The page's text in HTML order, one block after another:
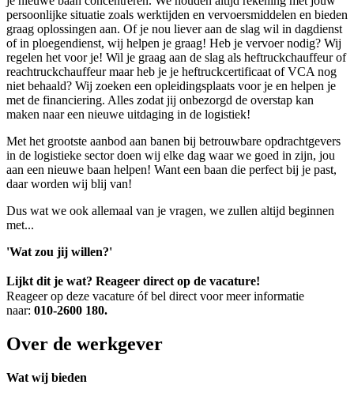
persoonlijke situatie zoals werktijden en vervoersmiddelen en bieden
graag oplossingen aan. Of je nou liever aan de slag wil in dagdienst
of in ploegendienst, wij helpen je graag! Heb je vervoer nodig? Wij
regelen het voor je! Wil je graag aan de slag als heftruckchauffeur of
reachtruckchauffeur maar heb je je heftruckcertificaat of VCA nog
niet behaald? Wij zoeken een opleidingsplaats voor je en helpen je
met de financiering. Alles zodat jij onbezorgd de overstap kan
maken naar een nieuwe uitdaging in de logistiek!
Met het grootste aanbod aan banen bij betrouwbare opdrachtgevers
in de logistieke sector doen wij elke dag waar we goed in zijn, jou
aan een nieuwe baan helpen! Want een baan die perfect bij je past,
daar worden wij blij van!
Dus wat we ook allemaal van je vragen, we zullen altijd beginnen
met...
'Wat zou jij willen?'
Lijkt dit je wat? Reageer direct op de vacature!
Reageer op deze vacature óf bel direct voor meer informatie
naar: 010-2600 180.
Over de werkgever
Wat wij bieden